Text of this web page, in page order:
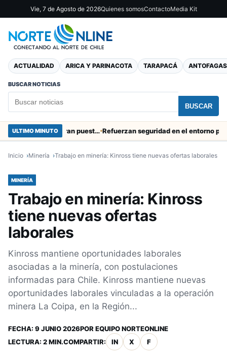
Vie, 7 de Agosto de 2026Quienes somosContactoMedia Kit
ACTUALIDAD ARICA Y PARINACOTA TARAPACÁ
BUSCAR NOTICIAS
BUSCAR
ULTIMO MINUTO Obras de Aguas del Altiplano en Arica generan puestos de trabajo Refuerzan seguridad en el entorno
Inicio Minería Trabajo en minería: Kinross tiene nuevas ofertas laborales
MINERÍA
Trabajo en minería: Kinross
tiene nuevas ofertas
laborales
Kinross mantiene oportunidades laborales
asociadas a la minería, con postulaciones
informadas para Chile. Kinross mantiene nuevas
oportunidades laborales vinculadas a la operación
minera La Coipa, en la Región...
FECHA: 9 JUNIO 2026POR EQUIPO NORTEONLINE
LECTURA: 2 MIN.COMPARTIR: IN X F